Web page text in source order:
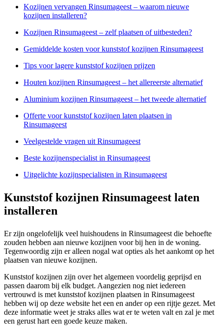
Kozijnen vervangen Rinsumageest – waarom nieuwe
kozijnen installeren?
Kozijnen Rinsumageest – zelf plaatsen of uitbesteden?
Gemiddelde kosten voor kunststof kozijnen Rinsumageest
Tips voor lagere kunststof kozijnen prijzen
Houten kozijnen Rinsumageest – het allereerste alternatief
Aluminium kozijnen Rinsumageest – het tweede alternatief
Offerte voor kunststof kozijnen laten plaatsen in
Rinsumageest
Veelgestelde vragen uit Rinsumageest
Beste kozijnenspecialist in Rinsumageest
Uitgelichte kozijnspecialisten in Rinsumageest
Kunststof kozijnen Rinsumageest laten
installeren
Er zijn ongelofelijk veel huishoudens in Rinsumageest die behoefte
zouden hebben aan nieuwe kozijnen voor bij hen in de woning.
Tegenwoordig zijn er alleen nogal wat opties als het aankomt op het
plaatsen van nieuwe kozijnen.
Kunststof kozijnen zijn over het algemeen voordelig geprijsd en
passen daarom bij elk budget. Aangezien nog niet iedereen
vertrouwd is met kunststof kozijnen plaatsen in Rinsumageest
hebben wij op deze website het een en ander op een rijtje gezet. Met
deze informatie weet je straks alles wat er te weten valt en zal je met
een gerust hart een goede keuze maken.